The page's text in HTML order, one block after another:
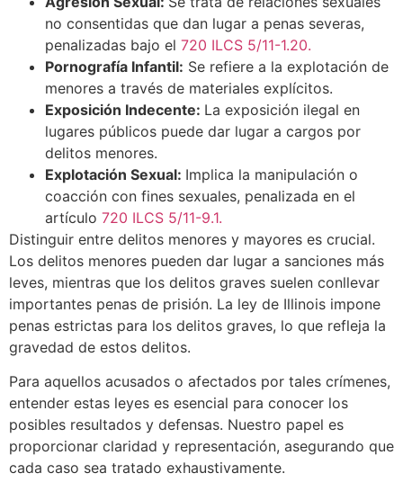
no consentidas que dan lugar a penas severas,
penalizadas bajo el 720 ILCS 5/11-1.20.
Pornografía Infantil: Se refiere a la explotación de
menores a través de materiales explícitos.
Exposición Indecente: La exposición ilegal en
lugares públicos puede dar lugar a cargos por
delitos menores.
Explotación Sexual: Implica la manipulación o
coacción con fines sexuales, penalizada en el
artículo 720 ILCS 5/11-9.1.
Distinguir entre delitos menores y mayores es crucial.
Los delitos menores pueden dar lugar a sanciones más
leves, mientras que los delitos graves suelen conllevar
importantes penas de prisión. La ley de Illinois impone
penas estrictas para los delitos graves, lo que refleja la
gravedad de estos delitos.
Para aquellos acusados o afectados por tales crímenes,
entender estas leyes es esencial para conocer los
posibles resultados y defensas. Nuestro papel es
proporcionar claridad y representación, asegurando que
cada caso sea tratado exhaustivamente.